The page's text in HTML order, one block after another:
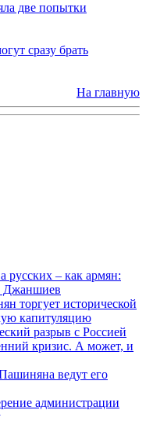
две попытки
сразу брать
На главную
русских – как армян:
Джаншиев
торгует исторической
капитуляцию
разрыв с Россией
кризис. А может, и
ведут его
администрации